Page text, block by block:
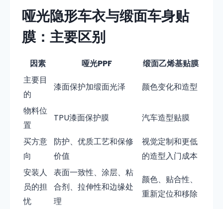
哑光隐形车衣与缎面车身贴
膜：主要区别
因素 哑光PPF
缎面乙烯基贴膜
主要目
的
漆面保护加缎面光泽 颜色变化和造型
物料位
置
TPU漆面保护膜 汽车造型贴膜
买方意
向
防护、优质工艺和保修
价值
视觉定制和更低
的造型入门成本
安装人
员的担
忧
表面一致性、涂层、粘
合剂、拉伸性和边缘处
理
颜色、贴合性、
重新定位和移除